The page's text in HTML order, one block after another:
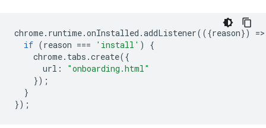
chrome. runtime.onInstalled .addListener(({reason}) =>
if (reason === 'install' )
{
chrome. tabs .create({
url :
"onboarding.html"
});
}
});